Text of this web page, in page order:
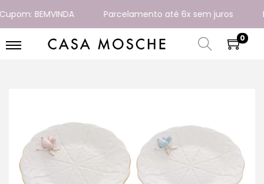
BEMVINDA Parcelamento até 6x sem juros
0